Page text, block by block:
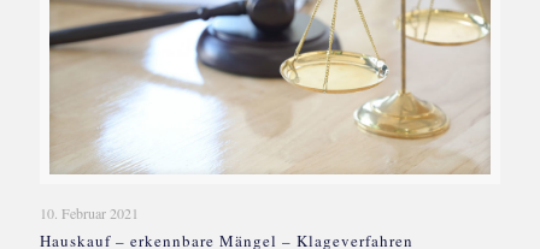
10. Februar 2021
Hauskauf – erkennbare Mängel – Klageverfahren